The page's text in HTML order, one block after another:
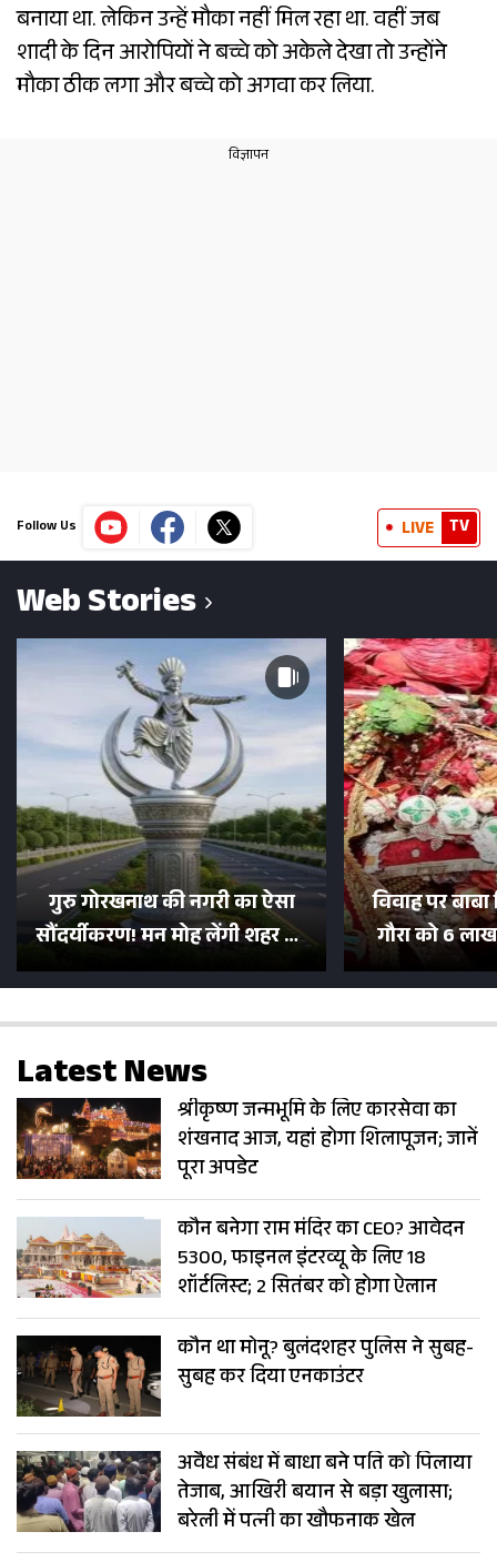
बनाया था. लेकिन उन्हें मौका नहीं मिल रहा था. वहीं जब
शादी के दिन आरोपियों ने बच्चे को अकेले देखा तो उन्होंने
मौका ठीक लगा और बच्चे को अगवा कर लिया.
Follow Us LIVE TV
Web Stories
गुरु गोरखनाथ की नगरी का ऐसा
सौंदर्यीकरण! मन मोह लेंगी शहर की
सड़कें; देखें Photos
विवाह पर
गौरा को 6
500 भक्तों
Latest News
श्रीकृष्ण जन्मभूमि के लिए कारसेवा का
शंखनाद आज, यहां होगा शिलापूजन; जानें
पूरा अपडेट
कौन बनेगा राम मंदिर का CEO? आवेदन
5300, फाइनल इंटरव्यू के लिए 18
शॉर्टलिस्ट; 2 सितंबर को होगा ऐलान
कौन था मोनू? बुलंदशहर पुलिस ने सुबह-
सुबह कर दिया एनकाउंटर
अवैध संबंध में बाधा बने पति को पिलाया
तेजाब, आखिरी बयान से बड़ा खुलासा;
बरेली में पत्नी का खौफनाक खेल